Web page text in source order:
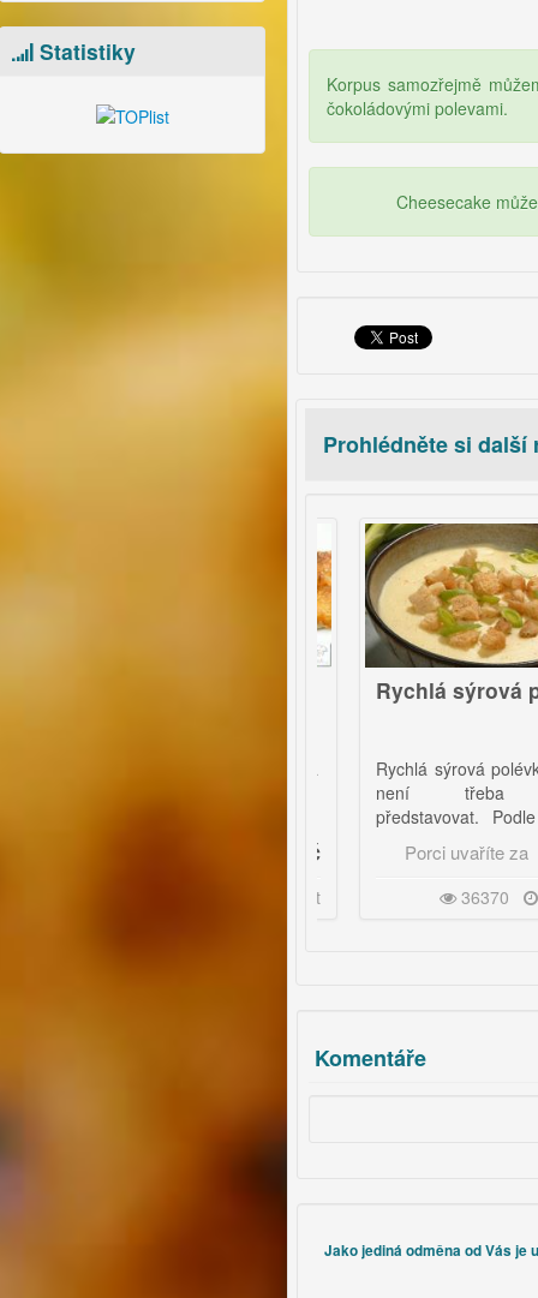
Statistiky
Korpus samozřejmě
čokoládovými polevami.
Cheesecake
Prohlédněte si další
Rychlá sýrová
Rychlá sýrová polévka,
není třeba
představovat. Podle chuti
zvolte sýr, i když gouda
hodí asi nejvíce.
Porci uvaříte za 12
36370 25
Komentáře
Jako jediná odměna od Vás je